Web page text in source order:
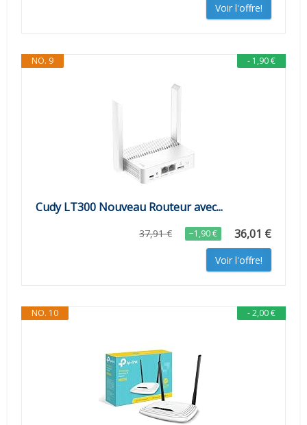
Voir l'offre!
- 1,90 €
NO. 9
Cudy LT300 Nouveau Routeur avec...
37,91 € −1,90 € 36,01 €
Voir l'offre!
- 2,00 €
NO. 10